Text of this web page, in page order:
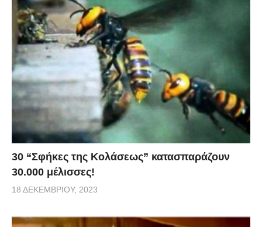
30 “Σφήκες της Κολάσεως” κατασπαράζουν
30.000 μέλισσες!
18 ΔΕΚΕΜΒΡΊΟΥ, 2023